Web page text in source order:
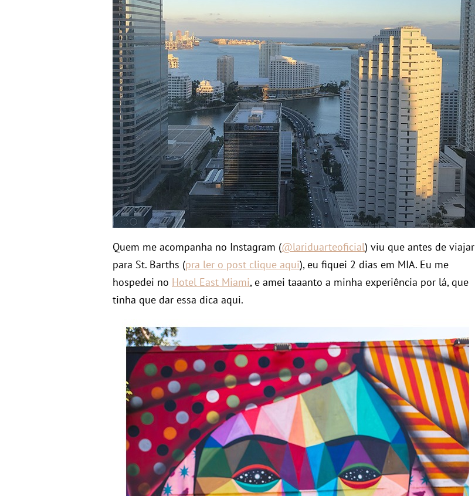
Quem me acompanha no Instagram (@lariduarteoficial) viu que antes de viajar
para St. Barths (pra ler o post clique aqui), eu fiquei 2 dias em MIA. Eu me
hospedei no Hotel East Miami, e amei taaanto a minha experiência por lá, que
tinha que dar essa dica aqui.